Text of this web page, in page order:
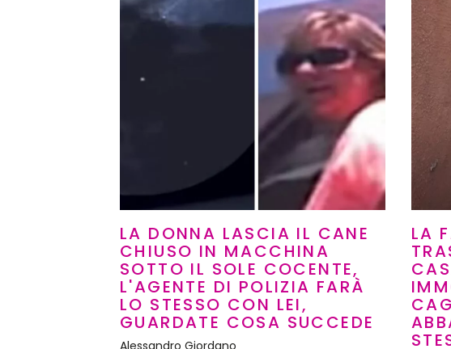
LA DONNA LASCIA IL CANE
CHIUSO IN MACCHINA
SOTTO IL SOLE COCENTE,
L'AGENTE DI POLIZIA FARÀ
LO STESSO CON LEI,
GUARDATE COSA SUCCEDE
Alessandro Giordano
LA